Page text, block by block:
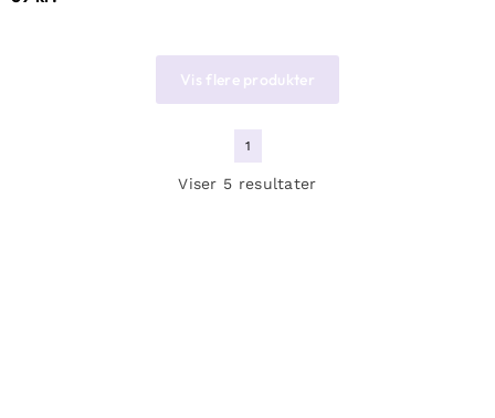
Vis flere produkter
1
Viser 5 resultater